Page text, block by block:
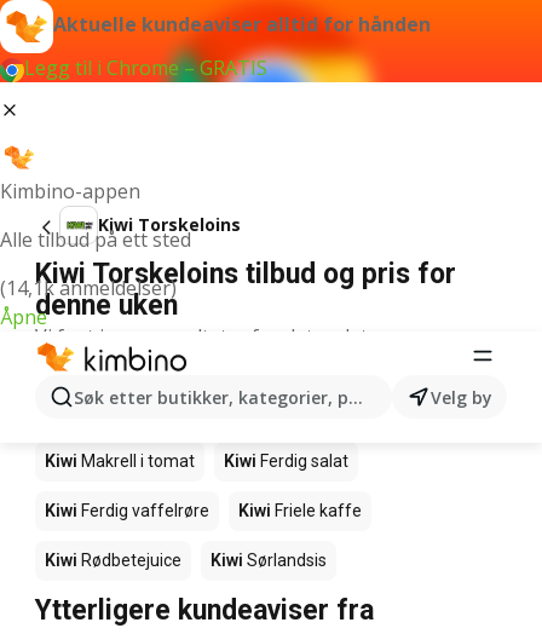
Aktuelle kundeaviser alltid for hånden
Legg til i Chrome – GRATIS
Kimbino-appen
Alle tilbud på ett sted
(14,1k anmeldelser)
Åpne
Søk etter butikker, kategorier, produkter...Velg by
Kiwi Torskeloins
Kiwi Torskeloins tilbud og pris for
denne uken
Vi fant ingen resultater for det ordet.
Andre produkter i butikkene Kiwi
Kiwi Fårikålkjøtt
Kiwi Makrell i tomat Kiwi Ferdig salat
Kiwi Ferdig vaffelrøre Kiwi Friele kaffe
Kiwi Rødbetejuice Kiwi Sørlandsis
Ytterligere kundeaviser fra